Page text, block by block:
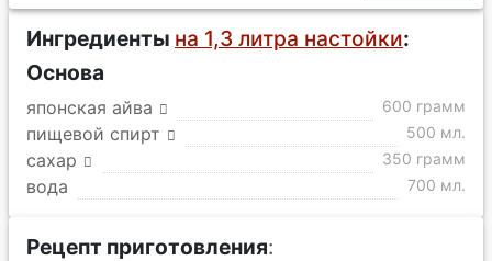
Ингредиенты на 1,3 литра настойки:
Основа
японская айва 600 грамм
пищевой спирт 500 мл.
сахар 350 грамм
вода 700 мл.
Рецепт приготовления: